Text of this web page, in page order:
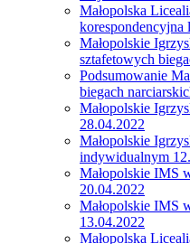
Małopolska
Małopolskie
sztafetowych
Podsumowanie
biegach
Małopolskie
28.04.2022
Małopolskie
indywidualnym
Małopolskie IMS
20.04.2022
Małopolskie IMS
13.04.2022
Małopolska